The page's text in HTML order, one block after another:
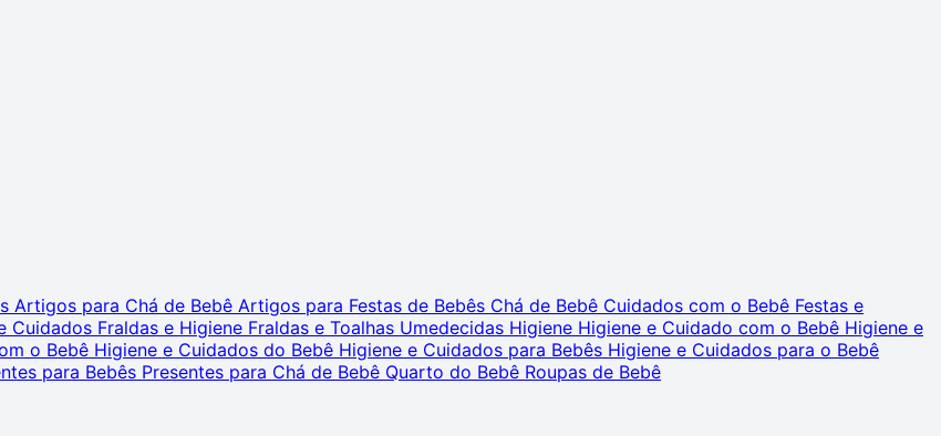
Artigos para Chá de Bebê Artigos para Festas de Bebês Chá de Bebê Cuidados com o Bebê Festas e
Cuidados Fraldas e Higiene Fraldas e Toalhas Umedecidas Higiene Higiene e Cuidado com o Bebê Higiene e
o Bebê Higiene e Cuidados do Bebê Higiene e Cuidados para Bebês Higiene e Cuidados para o Bebê
para Bebês Presentes para Chá de Bebê Quarto do Bebê Roupas de Bebê